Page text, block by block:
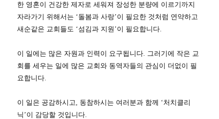
한 영혼이 건강한 제자로 세워져 장성한 분량에 이르기까지
자라가기 위해서는 ‘돌봄과 사랑’이 필요한 것처럼 연약하고
새순같은 교회들도 ‘섬김과 지원’이 필요합니다.
이 일에는 많은 자원과 인력이 요구됩니다. 그러기에 작은 교
회를 세우는 일에 많은 교회와 동역자들의 관심이 더없이 필
요합니다.
이 일은 공감하시고, 동참하시는 여러분과 함께 ‘처치클리
닉’이 감당할 것입니다.